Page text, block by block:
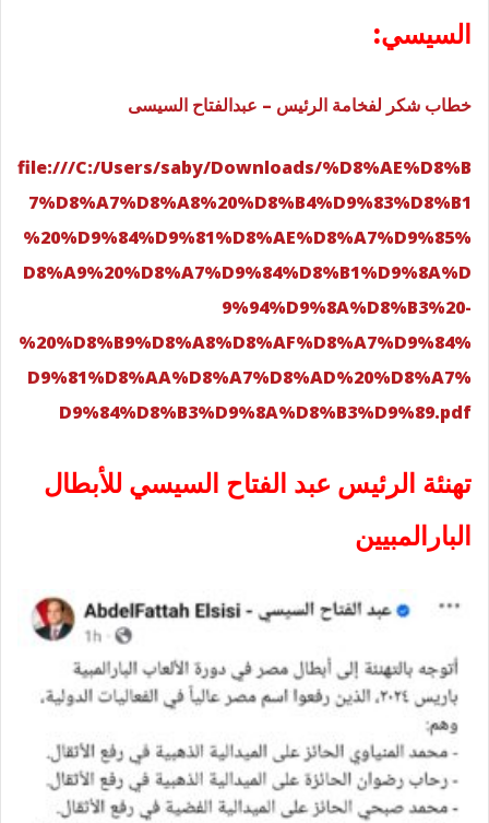
السيسي:
خطاب شكر لفخامة الرئيس – عبدالفتاح السيسى
file:///C:/Users/saby/Downloads/%D8%AE%D8%B
7%D8%A7%D8%A8%20%D8%B4%D9%83%D8%B1
%20%D9%84%D9%81%D8%AE%D8%A7%D9%85%
D8%A9%20%D8%A7%D9%84%D8%B1%D9%8A%D
9%94%D9%8A%D8%B3%20-
%20%D8%B9%D8%A8%D8%AF%D8%A7%D9%84%
D9%81%D8%AA%D8%A7%D8%AD%20%D8%A7%
D9%84%D8%B3%D9%8A%D8%B3%D9%89.pdf
تهنئة الرئيس عبد الفتاح السيسي للأبطال
البارالمبيين